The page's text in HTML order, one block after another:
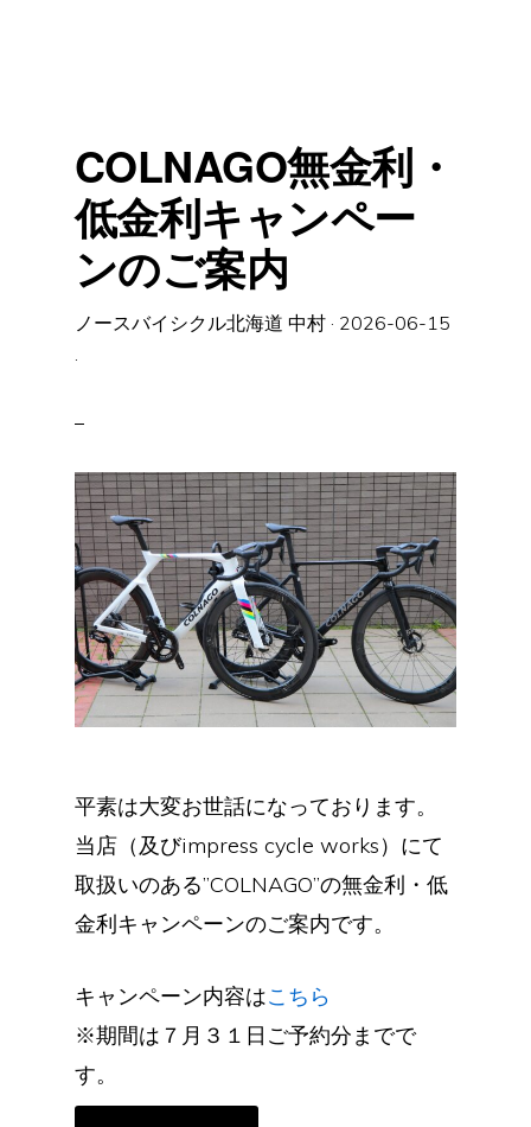
開
催）
COLNAGO無金利・
低金利キャンペー
ンのご案内
ノースバイシクル北海道 中村· 2026-06-15
·
平素は大変お世話になっております。
当店（及びimpress cycle works）にて
取扱いのある”COLNAGO”の無金利・低
金利キャンペーンのご案内です。
キャンペーン内容はこちら
※期間は７月３１日ご予約分までで
す。